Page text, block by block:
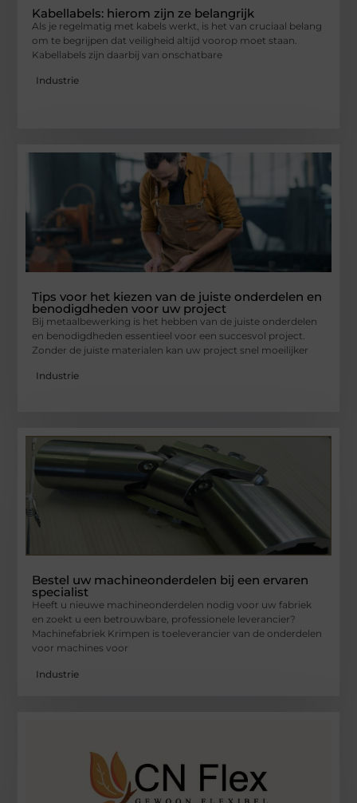
Kabellabels: hierom zijn ze belangrijk
Als je regelmatig met kabels werkt, is het van cruciaal belang
om te begrijpen dat veiligheid altijd voorop moet staan.
Kabellabels zijn daarbij van onschatbare
Industrie
Tips voor het kiezen van de juiste onderdelen en
benodigdheden voor uw project
Bij metaalbewerking is het hebben van de juiste onderdelen
en benodigdheden essentieel voor een succesvol project.
Zonder de juiste materialen kan uw project snel moeilijker
Industrie
Bestel uw machineonderdelen bij een ervaren
specialist
Heeft u nieuwe machineonderdelen nodig voor uw fabriek
en zoekt u een betrouwbare, professionele leverancier?
Machinefabriek Krimpen is toeleverancier van de onderdelen
voor machines voor
Industrie